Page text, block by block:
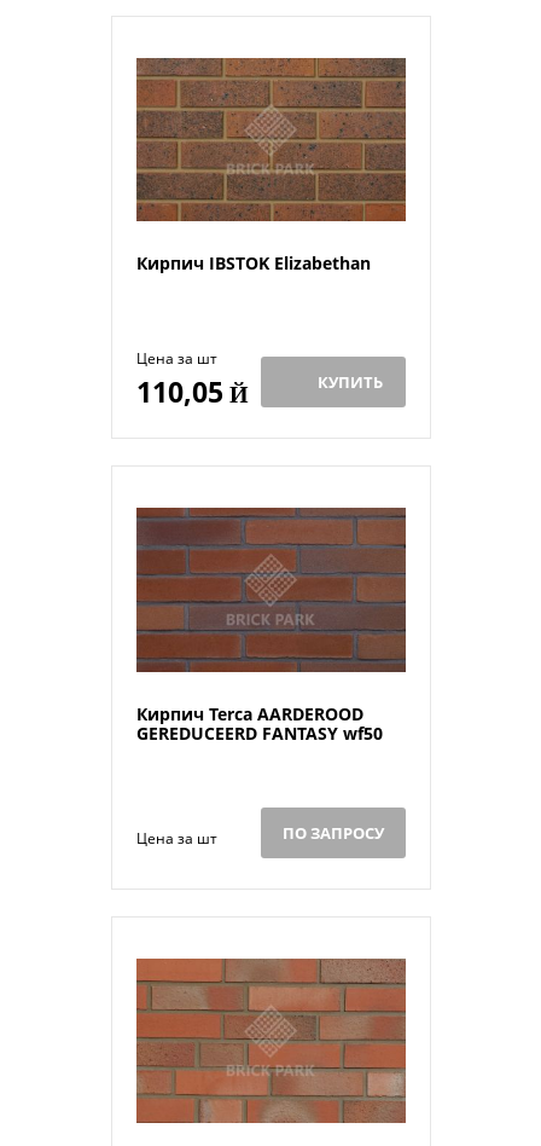
Кирпич IBSTOK Elizabethan
Цена за шт
110,05 Й КУПИТЬ
Кирпич Terca AARDEROOD
GEREDUCEERD FANTASY wf50
Цена за шт ПО ЗАПРОСУ